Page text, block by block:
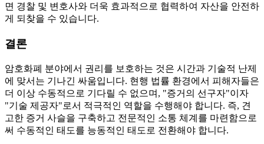
면 경찰 및 변호사와 더욱 효과적으로 협력하여 자산을 안전하
게 되찾을 수 있습니다.
결론
암호화폐 분야에서 권리를 보호하는 것은 시간과 기술적 난제
에 맞서는 기나긴 싸움입니다. 현행 법률 환경에서 피해자들은
더 이상 수동적으로 기다릴 수 없으며, "증거의 선구자"이자
"기술 제공자"로서 적극적인 역할을 수행해야 합니다. 즉, 견
고한 증거 사슬을 구축하고 전문적인 소통 체계를 마련함으로
써 수동적인 태도를 능동적인 태도로 전환해야 합니다.